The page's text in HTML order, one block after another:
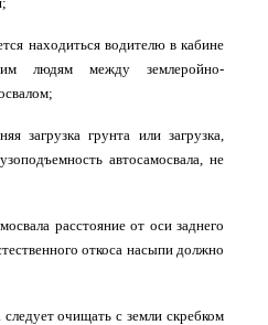
находиться водителю в кабине
людям между землеройно-
загрузка грунта или загрузка,
автосамосвала, не
расстояние от оси заднего
откоса насыпи должно
очищать с земли скребком